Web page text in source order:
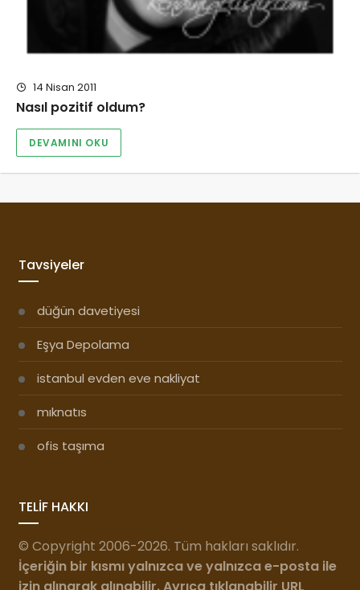
14 Nisan 2011
Nasıl pozitif oldum?
DEVAMINI OKU
Tavsiyeler
düğün davetiyesi
Eşya Depolama
istanbul evden eve nakliyat
mıknatıs
ofis taşıma
TELİF HAKKI
© Copyright 2006-2026. Tüm hakları saklıdır.
İçeriğin bir kısmı yalnızca ve yalnızca e-posta ile